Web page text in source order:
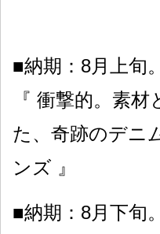
■納期：8月上旬。
『 衝撃的。素
た、奇跡のデニ
ンズ 』
■納期：8月下旬。